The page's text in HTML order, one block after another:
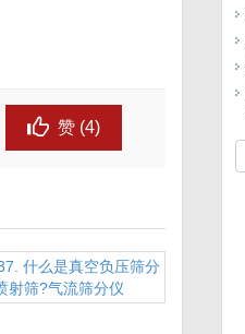
赞 (4)